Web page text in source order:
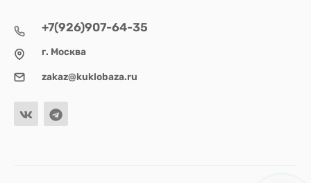
+7(926)907-64-35
г. Москва
zakaz@kuklobaza.ru